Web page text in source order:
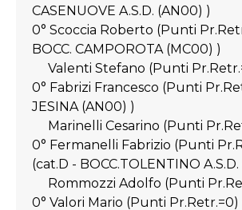
CASENUOVE A.S.D. (AN00) )
0° Scoccia Roberto (Punti
BOCC. CAMPOROTA (MC00) )
Valenti Stefano (Punti
0° Fabrizi Francesco (Punti
JESINA (AN00) )
Marinelli Cesarino (Punti
0° Fermanelli Fabrizio (Punti
(cat.D - BOCC.TOLENTINO
Rommozzi Adolfo (Punti
0° Valori Mario (Punti Pr.Retr.=0)